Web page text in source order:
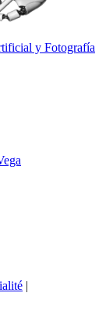
y Fotografía
|